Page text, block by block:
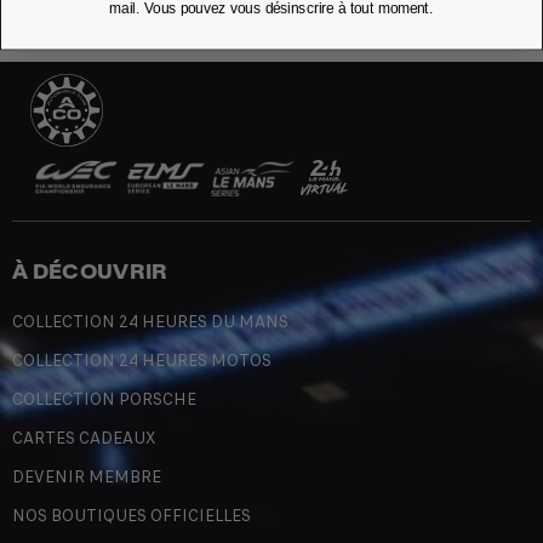
À DÉCOUVRIR
COLLECTION 24 HEURES DU MANS
COLLECTION 24 HEURES MOTOS
COLLECTION PORSCHE
CARTES CADEAUX
DEVENIR MEMBRE
NOS BOUTIQUES OFFICIELLES
mail. Vous pouvez vous désinscrire à tout moment.